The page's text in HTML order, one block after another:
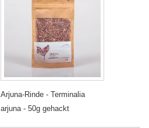
Arjuna-Rinde - Terminalia
arjuna - 50g gehackt